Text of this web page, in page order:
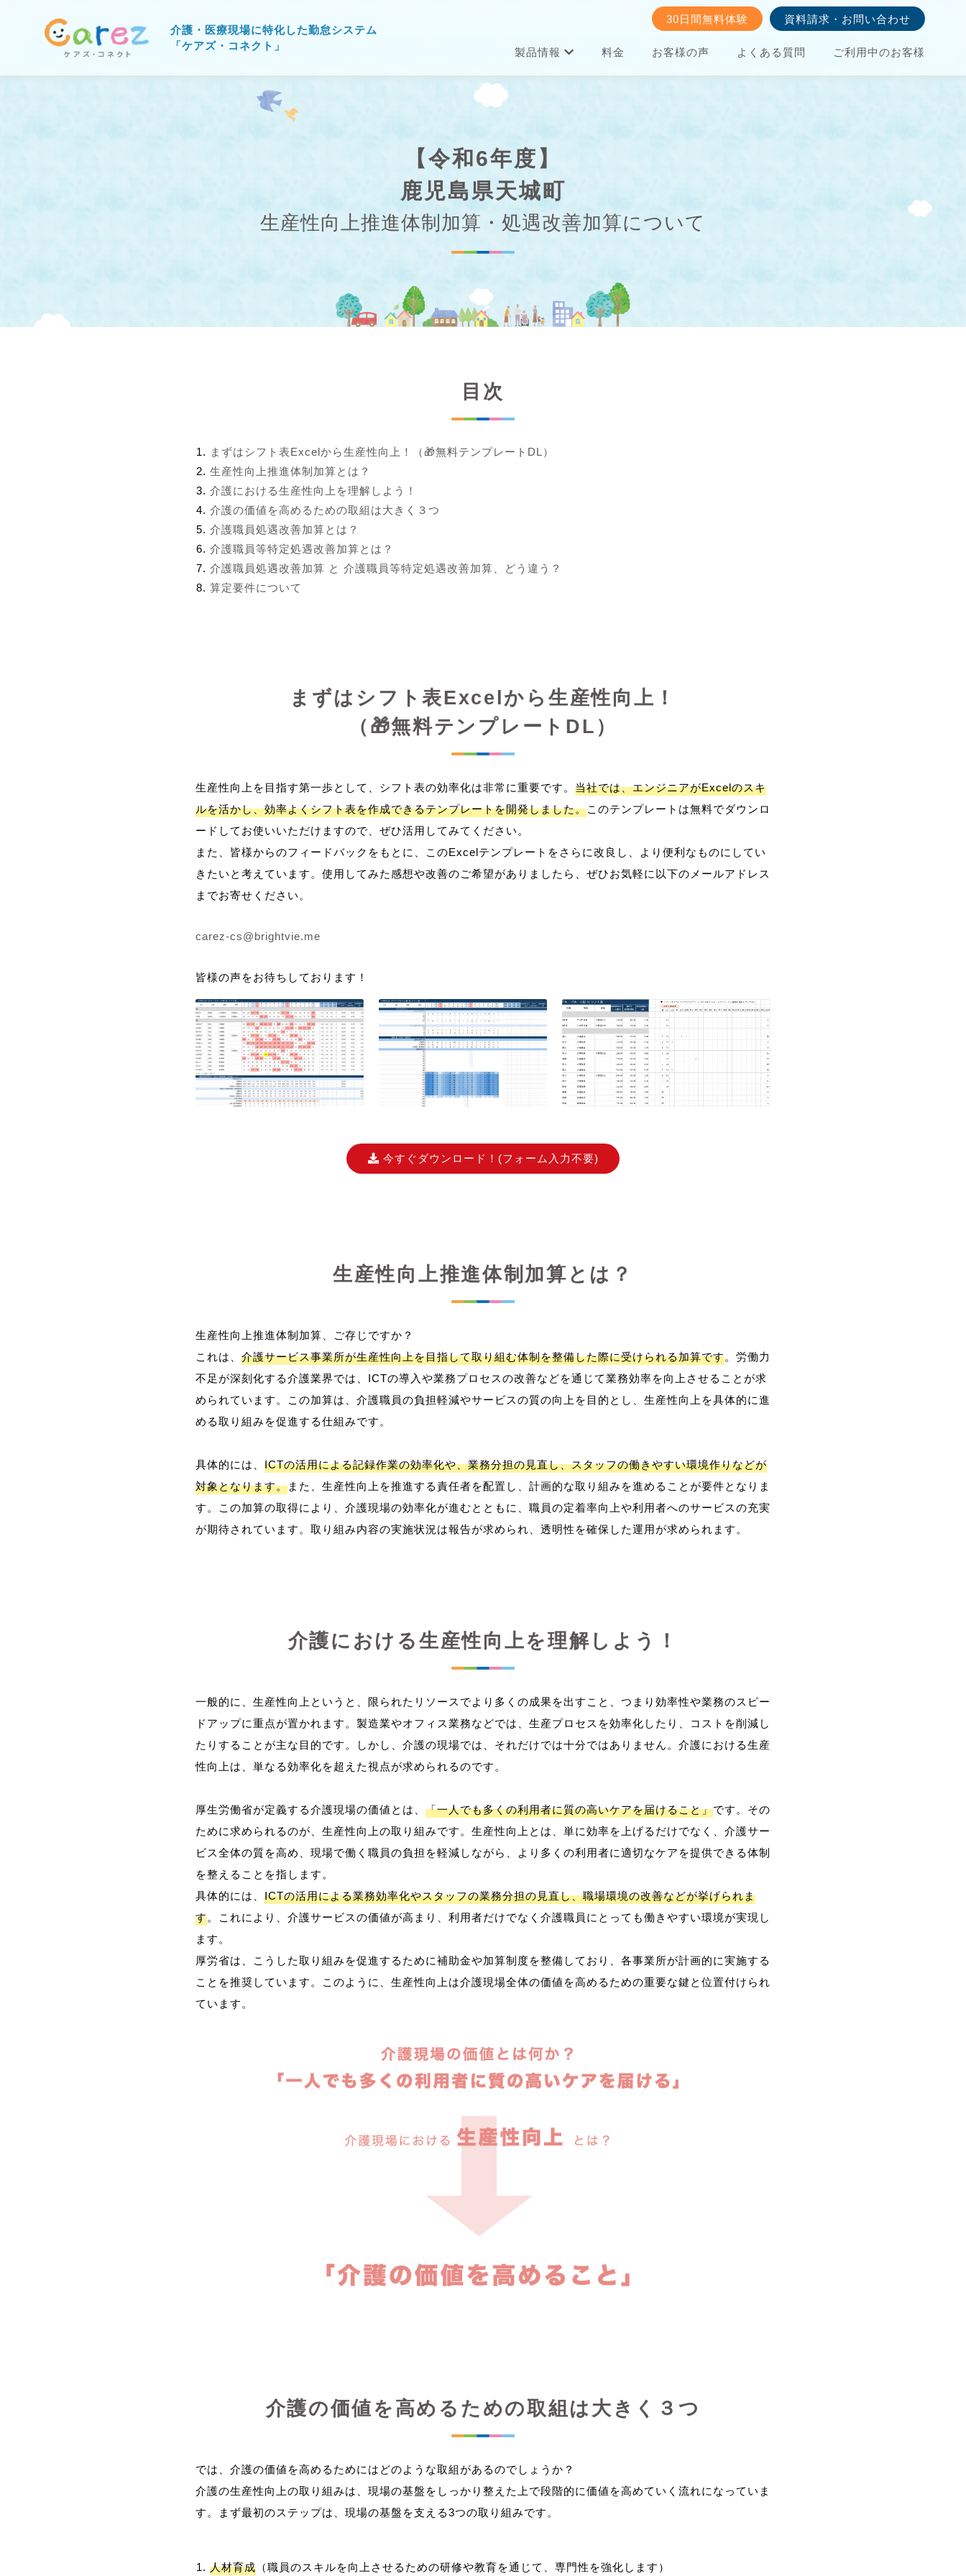
介護・医療現場に特化した勤怠システム
「ケアズ・コネクト」
製品情報 料金 お客様の声 よくある質問 ご利用中のお客様
30日間無料体験 資料請求・お問い合わせ
【令和6年度】
鹿児島県天城町
生産性向上推進体制加算・処遇改善加算について
目次
まずはシフト表Excelから生産性向上！（🎁無料テンプレートDL）
生産性向上推進体制加算とは？
介護における生産性向上を理解しよう！
介護の価値を高めるための取組は大きく３つ
介護職員処遇改善加算とは？
介護職員等特定処遇改善加算とは？
介護職員処遇改善加算 と 介護職員等特定処遇改善加算、どう違う？
算定要件について
まずはシフト表Excelから生産性向上！
（🎁無料テンプレートDL）
生産性向上を目指す第一歩として、シフト表の効率化は非常に重要です。 当社では、エンジニアがExcelのスキ
ルを活かし、効率よくシフト表を作成できるテンプレートを開発しました。このテンプレートは無料でダウンロ
ードしてお使いいただけますので、ぜひ活用してみてください。
また、皆様からのフィードバックをもとに、このExcelテンプレートをさらに改良し、より便利なものにしてい
きたいと考えています。使用してみた感想や改善のご希望がありましたら、ぜひお気軽に以下のメールアドレス
までお寄せください。
carez-cs@brightvie.me
皆様の声をお待ちしております！
今すぐダウンロード！ (フォーム入力不要)
生産性向上推進体制加算とは？
生産性向上推進体制加算、ご存じですか？
これは、 介護サービス事業所が生産性向上を目指して取り組む体制を整備した際に受けられる加算です。労働力
不足が深刻化する介護業界では、ICTの導入や業務プロセスの改善などを通じて業務効率を向上させることが求
められています。この加算は、介護職員の負担軽減やサービスの質の向上を目的とし、生産性向上を具体的に進
める取り組みを促進する仕組みです。
具体的には、 ICTの活用による記録作業の効率化や、業務分担の見直し、スタッフの働きやすい環境作りなどが
対象となります。また、生産性向上を推進する責任者を配置し、計画的な取り組みを進めることが要件となりま
す。この加算の取得により、介護現場の効率化が進むとともに、職員の定着率向上や利用者へのサービスの充実
介護における生産性向上を理解しよう！
一般的に、生産性向上というと、限られたリソースでより多くの成果を出すこと、つまり効率性や業務のスピー
ドアップに重点が置かれます。製造業やオフィス業務などでは、生産プロセスを効率化したり、コストを削減し
たりすることが主な目的です。しかし、介護の現場では、それだけでは十分ではありません。介護における生産
性向上は、単なる効率化を超えた視点が求められるのです。
厚生労働省が定義する介護現場の価値とは、 「一人でも多くの利用者に質の高いケアを届けること」です。その
ために求められるのが、生産性向上の取り組みです。生産性向上とは、単に効率を上げるだけでなく、介護サー
ビス全体の質を高め、現場で働く職員の負担を軽減しながら、より多くの利用者に適切なケアを提供できる体制
を整えることを指します。
具体的には、 ICTの活用による業務効率化やスタッフの業務分担の見直し、職場環境の改善などが挙げられま
す。これにより、介護サービスの価値が高まり、利用者だけでなく介護職員にとっても働きやすい環境が実現し
ます。
厚労省は、こうした取り組みを促進するために補助金や加算制度を整備しており、各事業所が計画的に実施する
ことを推奨しています。このように、生産性向上は介護現場全体の価値を高めるための重要な鍵と位置付けられ
介護の価値を高めるための取組は大きく３つ
では、介護の価値を高めるためにはどのような取組があるのでしょうか？
介護の生産性向上の取り組みは、現場の基盤をしっかり整えた上で段階的に価値を高めていく流れになっていま
人材育成 （職員のスキルを向上させるための研修や教育を通じて、専門性を強化します）